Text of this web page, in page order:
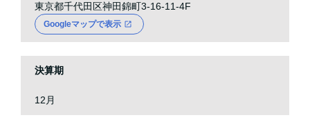
東京都千代田区神田錦町3-16-11-4F
Googleマップで表示
決算期
12月